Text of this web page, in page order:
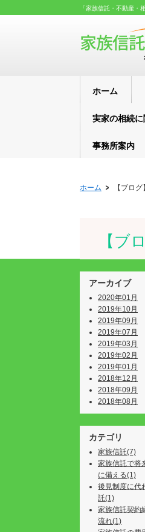
「家族信託・不動産・
ホーム
実家の相続
事務所案内
ホーム 【ブログ】
【ブ
アーカイブ
2020年01月
2019年10月
2019年09月
2019年07月
2019年03月
2019年02月
2019年01月
2018年12月
2018年09月
2018年08月
カテゴリ
家族信託(7)
家族信託で将
に備える(1)
後見制度に代
託(1)
家族信託契約
流れ(1)